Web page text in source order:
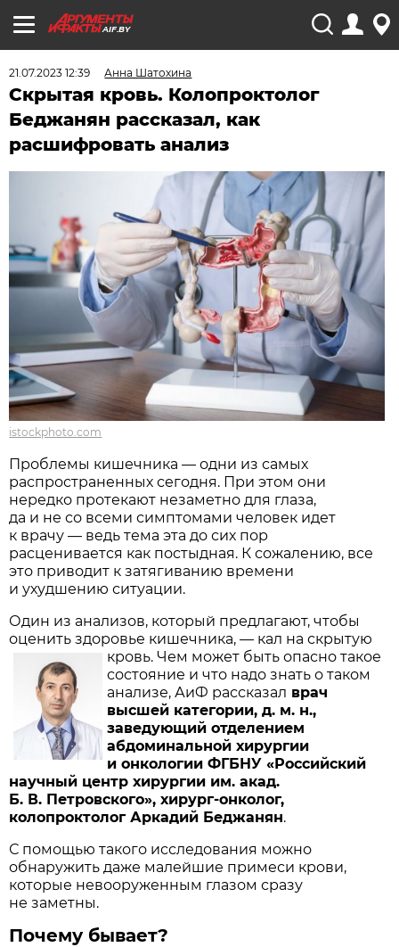
AIF.BY
21.07.2023 12:39 Анна Шатохина
Скрытая кровь. Колопроктолог
Беджанян рассказал, как
расшифровать анализ
istockphoto.com
Проблемы кишечника — одни из самых
распространенных сегодня. При этом они
нередко протекают незаметно для глаза,
да и не со всеми симптомами человек идет
к врачу — ведь тема эта до сих пор
расценивается как постыдная. К сожалению, все
это приводит к затягиванию времени
и ухудшению ситуации.
Один из анализов, который предлагают, чтобы
оценить здоровье кишечника, — кал на скрытую
кровь. Чем может быть опасно такое
состояние и что надо знать о таком
анализе, АиФ рассказал врач
высшей категории, д. м. н.,
заведующий отделением
абдоминальной хирургии
и онкологии ФГБНУ «Российский
научный центр хирургии им. акад.
Б. В. Петровского», хирург-онколог,
колопроктолог Аркадий Беджанян.
С помощью такого исследования можно
обнаружить даже малейшие примеси крови,
которые невооруженным глазом сразу
не заметны.
Почему бывает?